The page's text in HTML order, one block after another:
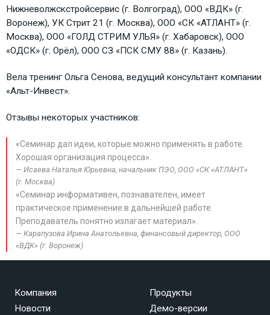
Нижневолжскстройсервис (г. Волгоград), ООО «ВДК» (г.
Воронеж), УК Стрит 21 (г. Москва), ООО «СК «АТЛАНТ» (г.
Москва), ООО «ГОЛД СТРИМ УЛЬЯ» (г. Хабаровск), ООО
«ОДСК» (г. Орёл), ООО СЗ «ПСК СМУ 88» (г. Казань).
Вела тренинг Ольга Сенова, ведущий консультант компании
«Альт-Инвест».
Отзывы некоторых участников:
«Семинар дал идеи, которые можно применять в работе.
Хорошая организация процесса».
Исаева Наталья Юрьевна, начальник ПЭО, ООО «СК «АТЛАНТ»
(г. Москва)
«Семинар информативен, познавателен, имеет
практическое применение в дальнейшей работе.
Преподаватель понятно излагает материал».
Карапузова Ирина Анатольевна, финансовый директор, ООО
«ВДК» (г. Воронеж)
Компания
Новости
Продукты
Демо-версии